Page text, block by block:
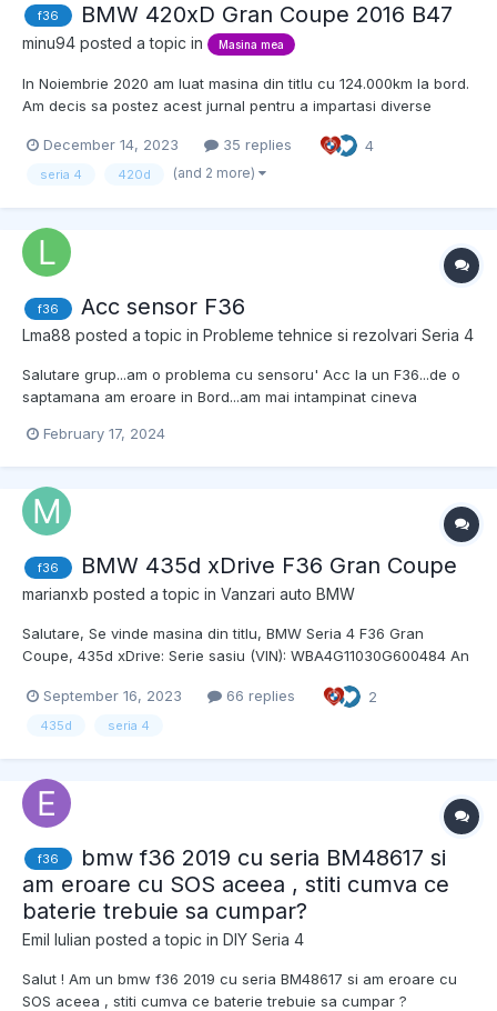
f36 BMW 420xD Gran Coupe 2016 B47
minu94 posted a topic in Masina mea
In Noiembrie 2020 am luat masina din titlu cu 124.000km la bord.
Am decis sa postez acest jurnal pentru a impartasi diverse
ceea ce s-a facut la aceasta. In acest moment are aprox
162,000km. Ca si dotari care merita mentionate:...
December 14, 2023 35 replies 4
seria 4 420d (and 2 more)
f36 Acc sensor F36
Lma88 posted a topic in Probleme tehnice si rezolvari Seria 4
Salutare grup...am o problema cu sensoru' Acc la un F36...de o
saptamana am eroare in Bord...am mai intampinat cineva
February 17, 2024
f36 BMW 435d xDrive F36 Gran Coupe
marianxb posted a topic in Vanzari auto BMW
Salutare, Se vinde masina din titlu, BMW Seria 4 F36 Gran
Coupe, 435d xDrive: Serie sasiu (VIN): WBA4G11030G600484 An
Combustibil: Diesel Caroserie: Berlina Rulaj: 151 300 km Culoare...
September 16, 2023 66 replies 2
435d seria 4
f36
bmw f36 2019 cu seria BM48617 si
am eroare cu SOS aceea , stiti cumva ce
baterie trebuie sa cumpar?
Emil Iulian posted a topic in DIY Seria 4
Salut ! Am un bmw f36 2019 cu seria BM48617 si am eroare cu
SOS aceea , stiti cumva ce baterie trebuie sa cumpar ?